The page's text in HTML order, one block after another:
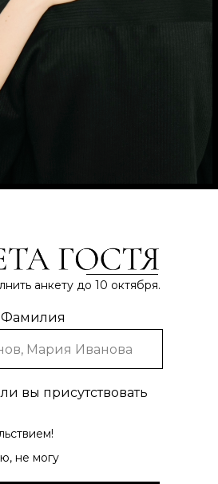
вы присутствовать
не могу
анкету до 10 октября.